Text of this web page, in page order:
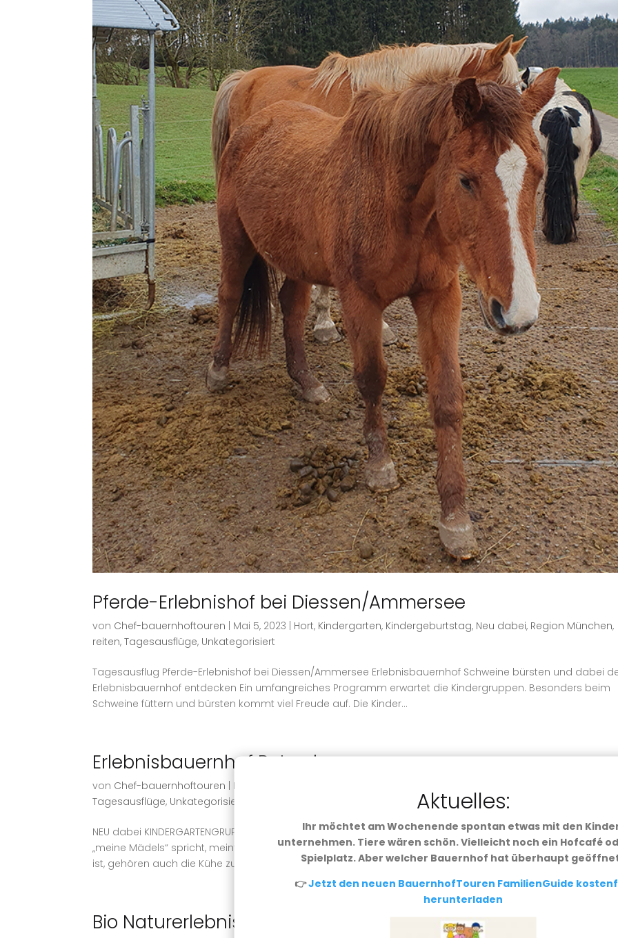
Aktuelles:
Ihr möchtet am Wochenende spontan etwas mit den
unternehmen. Tiere wären schön. Vielleicht noch ein Hofcafé
Spielplatz. Aber welcher Bauernhof hat überhaupt
👉Jetzt den neuen BauernhofTouren FamilienGuide
herunterladen
Pferde-Erlebnishof bei Diessen/Ammersee
von Chef-bauernhoftouren Mai 5, 2023 Hort, Kindergarten, Kindergeburtstag, Neu dabei, Region München,
reiten,Tagesausflüge, Unkategorisiert
Tagesausflug Pferde-Erlebnishof bei Diessen/Ammersee Erlebnisbauernhof Schweine bürsten und dabei
Erlebnisbauernhof entdecken Ein umfangreiches Programm erwartet die Kindergruppen. Besonders beim
Schweine füttern und bürsten kommt viel Freude auf. Die Kinder...
Erlebnisbauernhof Petershausen
von Chef-bauernhoftouren März 31, 2023
Tagesausflüge, Unkategorisiert
NEU dabei KINDERGARTENGRUPPEN – SCHULKLASSEN – HORT Wo kommt die Milch her? Wenn Bäuerin Chrissi
„meine Mädels“ spricht, meint sie nicht ihre Töchter sondern ihre Kühe.Denn wenn man Tag für Tag
ist, gehören auch die Kühe zur Familie.Die junge...
Bio Naturerlebnishof Unterallgäu